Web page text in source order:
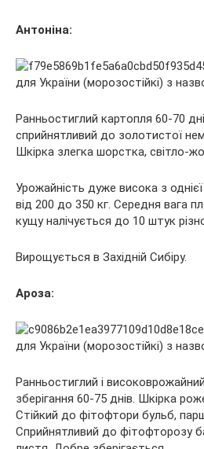
Антоніна:
Ранньостиглий картопля 60-70
сприйнятливий до золотистої
Шкірка злегка шорстка, світло-
Урожайність дуже висока з
від 200 до 350 кг. Середня вага
кущу налічується до 10 штук
Вирощується в Західній Сибіру.
Ароза:
Ранньостиглий і
зберігання 60-75 днів. Шкірка
Стійкий до фітофтори бульб,
Сприйнятливий до фітофторозу